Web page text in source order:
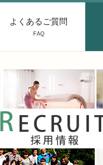
よくあるご質問
FAQ